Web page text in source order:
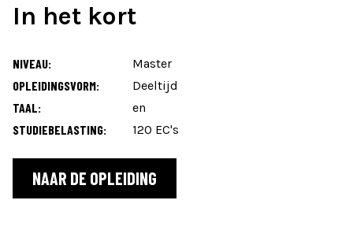
In het kort
NIVEAU:
Master
OPLEIDINGSVORM:
Deeltijd
TAAL:
en
STUDIEBELASTING:
120 EC's
NAAR DE OPLEIDING